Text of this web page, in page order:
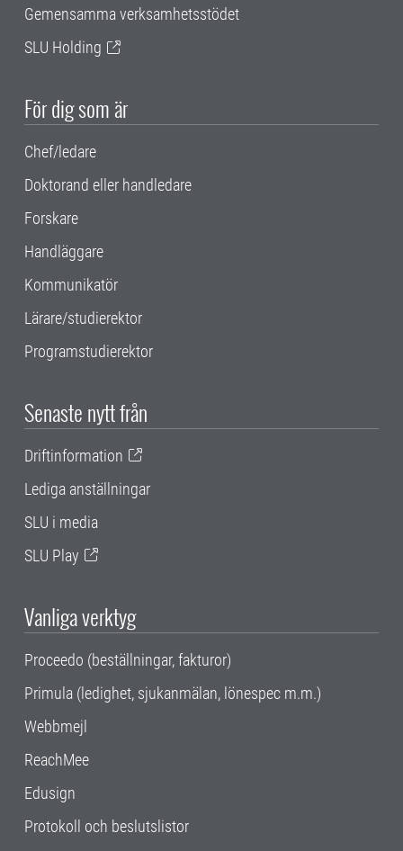
Gemensamma verksamhetsstödet
SLU Holding
För dig som är
Chef/ledare
Doktorand eller handledare
Forskare
Handläggare
Kommunikatör
Lärare/studierektor
Programstudierektor
Senaste nytt från
Driftinformation
Lediga anställningar
SLU i media
SLU Play
Vanliga verktyg
Proceedo (beställningar, fakturor)
Primula (ledighet, sjukanmälan, lönespec m.m.)
Webbmejl
ReachMee
Edusign
Protokoll och beslutslistor